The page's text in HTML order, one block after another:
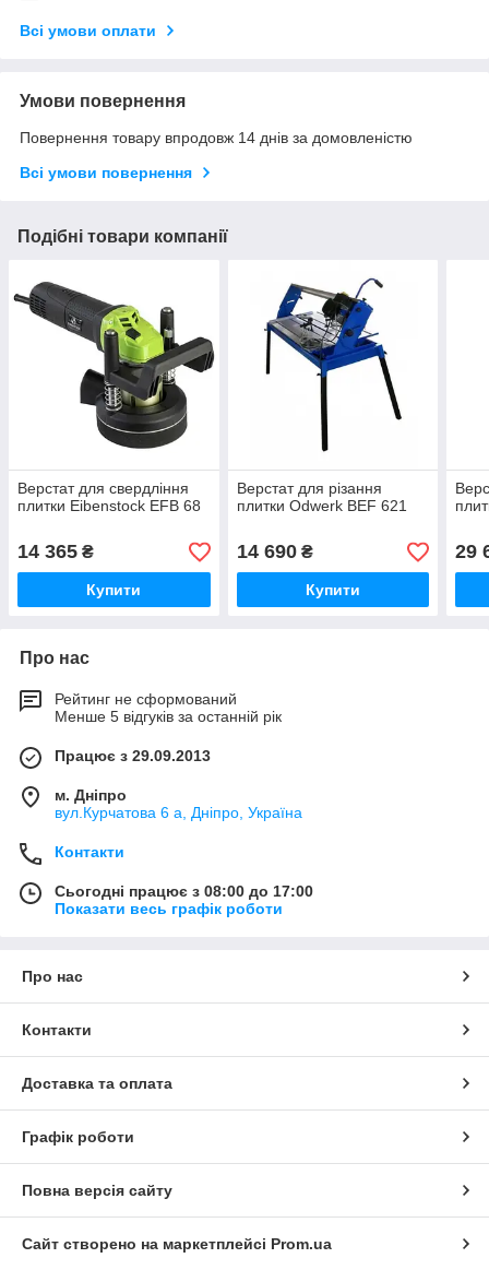
Всі умови оплати
Умови повернення
Повернення товару впродовж 14 днів за домовленістю
Всі умови повернення
Подібні товари компанії
Верстат для свердління
плитки Eibenstock EFB 68
14 365 ₴
Купити
Верстат для різання
плитки Odwerk BEF 621
14 690₴
Купити
29
Про нас
Рейтинг не сформований
Менше 5 відгуків за останній рік
Працює з 29.09.2013
м. Дніпро
вул.Курчатова 6 а, Дніпро, Україна
Контакти
Сьогодні працює з 08:00 до 17:00
Показати весь графік роботи
Про нас
Контакти
Доставка та оплата
Графік роботи
Повна версія сайту
Сайт створено на маркетплейсі Prom.ua